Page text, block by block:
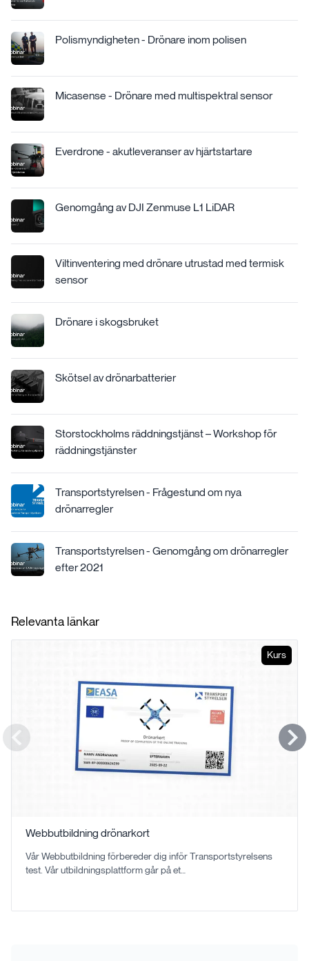
Polismyndigheten - Drönare inom polisen
Micasense - Drönare med multispektral sensor
Everdrone - akutleveranser av hjärtstartare
Genomgång av DJI Zenmuse L1 LiDAR
Viltinventering med drönare utrustad med termisk
sensor
Drönare i skogsbruket
Skötsel av drönarbatterier
Storstockholms räddningstjänst – Workshop för
räddningstjänster
Transportstyrelsen - Frågestund om nya
drönarregler
Transportstyrelsen - Genomgång om drönarregler
efter 2021
Relevanta länkar
Kurs
Webbutbildning drönarkort
Vår Webbutbildning förbereder dig inför Transportstyrelsens
test. Vår utbildningsplattform går på et…